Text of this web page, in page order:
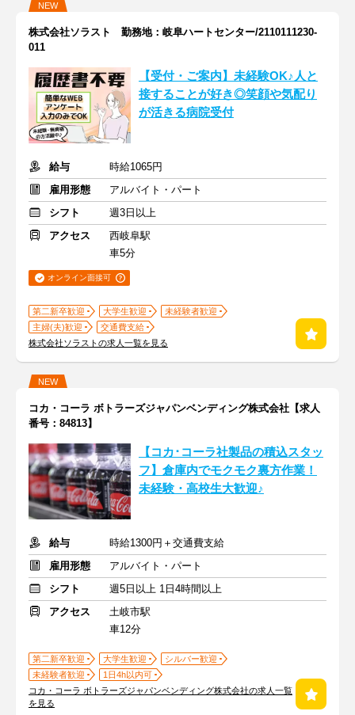
NEW
株式会社ソラスト 勤務地：岐阜ハートセンター/2110111230-
011
【受付・ご案内】未経験OK♪人と
接することが好き◎笑顔や気配り
が活きる病院受付
給与
時給1065円
雇用形態
アルバイト・パート
シフト
週3日以上
アクセス
西岐阜駅
車5分
オンライン面接可
第二新卒歓迎 大学生歓迎
未経験者歓迎
主婦(夫)歓迎
交通費支給
株式会社ソラストの求人一覧を見る
NEW
コカ・コーラ ボトラーズジャパンベンディング株式会社【求人
番号：84813】
【コカ･コーラ社製品の積込スタッ
フ】倉庫内でモクモク裏方作業！
未経験・高校生大歓迎♪
給与
時給1300円＋交通費支給
雇用形態
アルバイト・パート
シフト
週5日以上 1日4時間以上
アクセス
土岐市駅
車12分
第二新卒歓迎 大学生歓迎
シルバー歓迎
未経験者歓迎
1日4h以内可
コカ・コーラ ボトラーズジャパンベンディング株式会社の求人一覧
を見る